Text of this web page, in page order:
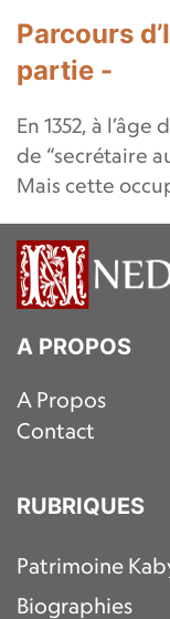
Parcours
partie -
En 1352, à
de “secrétaire
Mais cette
A PROPOS
A Propos
Contact
RUBRIQUES
Patrimoine
Biographies